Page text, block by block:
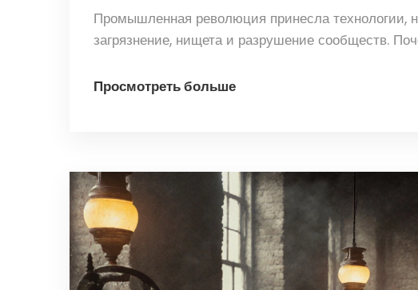
Промышленная революция принесла технологии,
загрязнение, нищета и разрушение сообществ.
Просмотреть больше